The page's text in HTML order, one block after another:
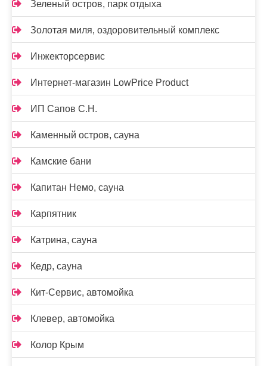
Зеленый остров, парк отдыха
Золотая миля, оздоровительный комплекс
Инжекторсервис
Интернет-магазин LowPrice Product
ИП Сапов С.Н.
Каменный остров, сауна
Камские бани
Капитан Немо, сауна
Карпятник
Катрина, сауна
Кедр, сауна
Кит-Сервис, автомойка
Клевер, автомойка
Колор Крым